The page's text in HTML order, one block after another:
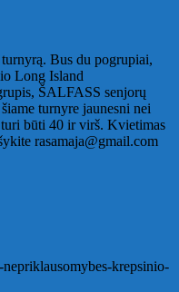
Bus du pogrupiai,
Long Island
ŠALFASS senjorų
turnyre jaunesni nei
būti 40 ir virš. Kvietimas
rasamaja@gmail.com
krepsinio-